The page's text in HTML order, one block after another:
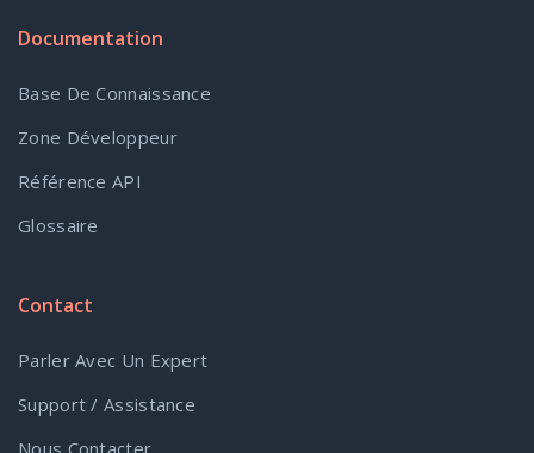
Documentation
Base De Connaissance
Zone Développeur
Référence API
Glossaire
Contact
Parler Avec Un Expert
Support / Assistance
Nous Contacter